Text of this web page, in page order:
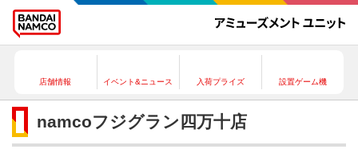
店舗情報 イベント&ニュース 入荷プライズ 設置ゲーム機
namcoフジグラン四万十店